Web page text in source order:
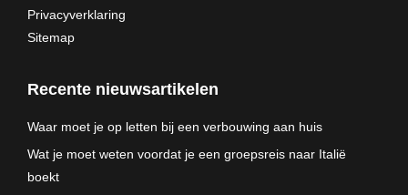
Privacyverklaring
Sitemap
Recente nieuwsartikelen
Waar moet je op letten bij een verbouwing aan huis
Wat je moet weten voordat je een groepsreis naar Italië
boekt